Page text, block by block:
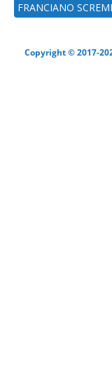
FRANCIANO
Copyright © 2017-